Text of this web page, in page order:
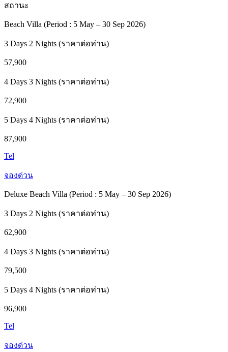
สถานะ
Beach Villa (Period : 5 May – 30 Sep 2026)
3 Days 2 Nights (ราคาต่อท่าน)
57,900
4 Days 3 Nights (ราคาต่อท่าน)
72,900
5 Days 4 Nights (ราคาต่อท่าน)
87,900
Tel
จองด่วน
Deluxe Beach Villa (Period : 5 May – 30 Sep 2026)
3 Days 2 Nights (ราคาต่อท่าน)
62,900
4 Days 3 Nights (ราคาต่อท่าน)
79,500
5 Days 4 Nights (ราคาต่อท่าน)
96,900
Tel
จองด่วน